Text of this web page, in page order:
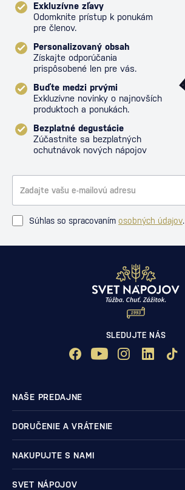
Exkluzívne zľavy
Odomknite prístup k ponukám
pre členov.
Personalizovaný obsah
Získajte odporúčania
prispôsobené len pre vás.
Buďte medzi prvými
Exkluzívne novinky o najnovších
produktoch a ponukách.
Bezplatné degustácie
Zúčastnite sa bezplatných
ochutnávok nových nápojov
Súhlas so spracovaním osobných údajov.
SLEDUJTE NÁS
NAŠE PREDAJNE
DORUČENIE A VRÁTENIE
NAKUPUJTE S NAMI
SVET NÁPOJOV